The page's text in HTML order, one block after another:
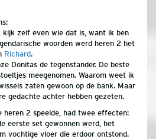
kijk zelf even wie dat is, want ik ben
woorden werd heren 2 het
Richard.
Donitas de tegenstander. De beste
meegenomen. Waarom weet ik
zaten gewoon op de bank. Maar
gedachte achter hebben gezeten.
heren 2 speelde, had twee effecten:
eerste set gewonnen werd, het
vochtige vloer die erdoor ontstond.